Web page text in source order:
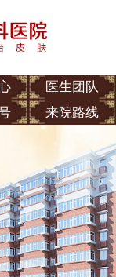
医生团队
来院路线